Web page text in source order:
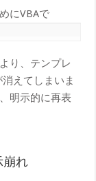
にVBAで
り、テンプレ
えてしまいま
明示的に再表
崩れ